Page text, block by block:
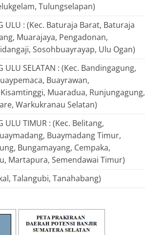
Tulungselapan)
ULU : (Kec. Baturaja Barat, Baturaja
Muarajaya, Pengadonan,
Sosohbuayrayap, Ulu Ogan)
ULU SELATAN : (Kec. Bandingagung,
Buayrawan,
Muaradua, Runjungagung,
Warkukranau Selatan)
ULU TIMUR : (Kec. Belitang,
Buaymadang Timur,
Bungamayang, Cempaka,
Martapura, Semendawai Timur)
Talangubi, Tanahabang)